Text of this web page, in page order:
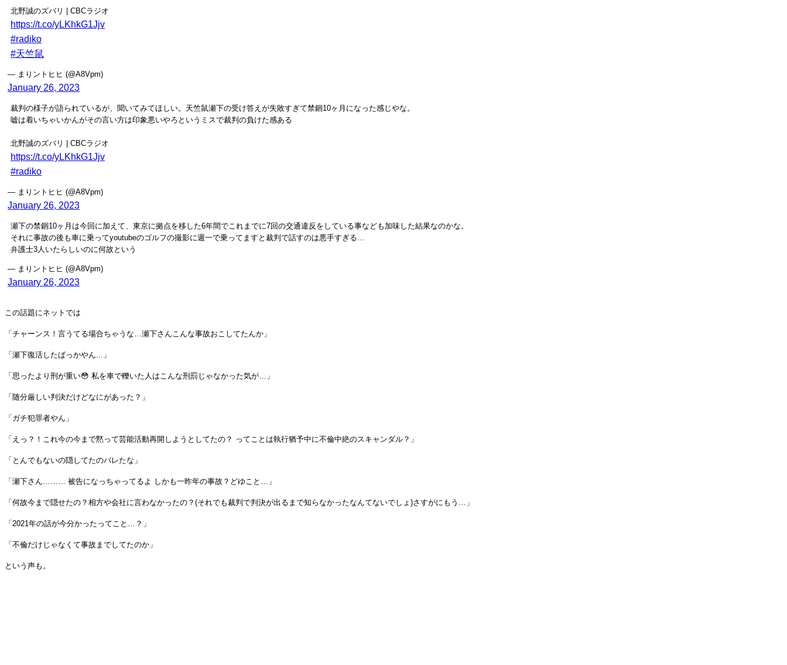
北野誠のズバリ | CBCラジオ
https://t.co/yLKhkG1Jjv
#radiko
#天竺鼠
— まりントヒヒ (@A8Vpm)
January 26, 2023
裁判の様子が語られているが、聞いてみてほしい。天竺鼠瀬下の受け答えが失敗すぎて禁錮10ヶ月になった感じやな。
嘘は着いちゃいかんがその言い方は印象悪いやろというミスで裁判の負けた感ある
北野誠のズバリ | CBCラジオ
https://t.co/yLKhkG1Jjv
#radiko
— まりントヒヒ (@A8Vpm)
January 26, 2023
瀬下の禁錮10ヶ月は今回に加えて、東京に拠点を移した6年間でこれまでに7回の交通違反をしている事なども加味した結果なのかな。
それに事故の後も車に乗ってyoutubeのゴルフの撮影に週一で乗ってますと裁判で話すのは悪手すぎる…
弁護士3人いたらしいのに何故という
— まりントヒヒ (@A8Vpm)
January 26, 2023
この話題にネットでは
「チャーンス！言うてる場合ちゃうな…瀬下さんこんな事故おこしてたんか」
「瀬下復活したばっかやん...」
「思ったより刑が重い😳 私を車で轢いた人はこんな刑罰じゃなかった気が…」
「随分厳しい判決だけどなにがあった？」
「ガチ犯罪者やん」
「えっ？！これ今の今まで黙って芸能活動再開しようとしてたの？ ってことは執行猶予中に不倫中絶のスキャンダル？」
「とんでもないの隠してたのバレたな」
「瀬下さん……… 被告になっちゃってるよ しかも一昨年の事故？どゆこと…」
「何故今まで隠せたの？相方や会社に言わなかったの？(それでも裁判で判決が出るまで知らなかったなんてないでしょ)さすがにもう…」
「2021年の話が今分かったってこと…？」
「不倫だけじゃなくて事故までしてたのか」
という声も。